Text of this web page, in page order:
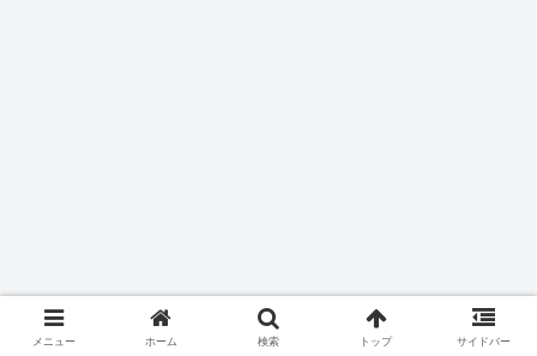
メニュー ホーム 検索 トップ サイドバー